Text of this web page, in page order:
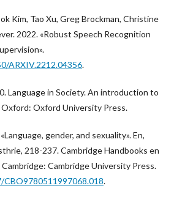
Kim, Tao Xu, Greg Brockman, Christine
2022. «Robust Speech Recognition
ARXIV.2212.04356.
Language in Society. An introduction to
Oxford: Oxford University Press.
gender, and sexuality». En,
218-237. Cambridge Handbooks en
Cambridge University Press.
.